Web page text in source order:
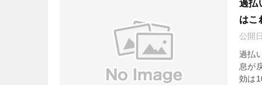
過払
はこ
公開
過払
息が
効は